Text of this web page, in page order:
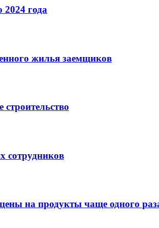
года
жилья заемщиков
сотрудников
на продукты чаще одного